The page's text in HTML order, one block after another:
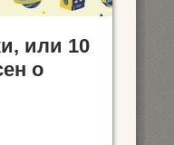
или 10
о